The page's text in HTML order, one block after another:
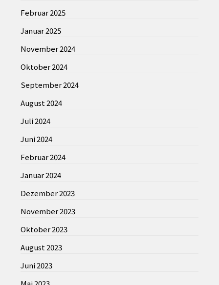
Februar 2025
Januar 2025
November 2024
Oktober 2024
September 2024
August 2024
Juli 2024
Juni 2024
Februar 2024
Januar 2024
Dezember 2023
November 2023
Oktober 2023
August 2023
Juni 2023